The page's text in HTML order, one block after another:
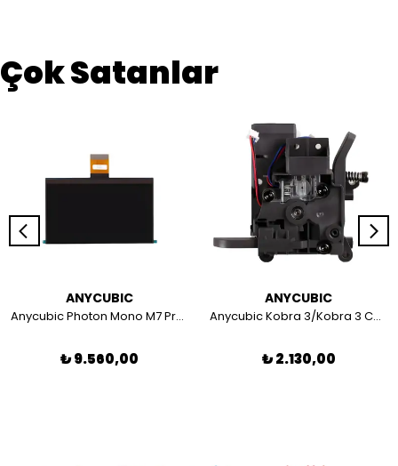
Çok Satanlar
ANYCUBIC
Anycubic Photon Mono M7 Pro / Mono M7 LCD Ekran
₺ 9.560,00
ANYCUBIC
Anycubic Kobra 3/Kobra 3 Combo Extruder Kit
₺ 2.130,00